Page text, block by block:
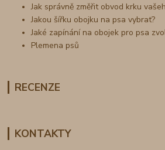
Jak správně změřit obvod krku
Jakou šířku obojku na psa vybrat?
Jaké zapínání na obojek pro psa
Plemena psů
RECENZE
KONTAKTY